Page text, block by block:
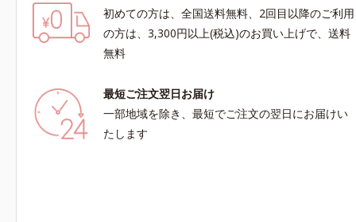
初めての方は、全国送料無料、2回目以降のご利用
の方は、3,300円以上(税込)のお買い上げで、送料
無料
最短ご注文翌日お届け
一部地域を除き、最短でご注文の翌日にお届けい
たします